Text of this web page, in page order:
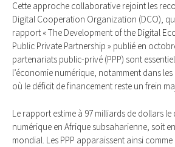
Cette approche collaborative rejoint les
Digital Cooperation Organization (DCO),
rapport « The Development of the Digital
Public Private Partnership » publié en
partenariats public-privé (PPP) sont
l’économie numérique, notamment dans
où le déficit de financement reste un frein
Le rapport estime à 97 milliards de dollars
numérique en Afrique subsaharienne, soit
mondial. Les PPP apparaissent ainsi